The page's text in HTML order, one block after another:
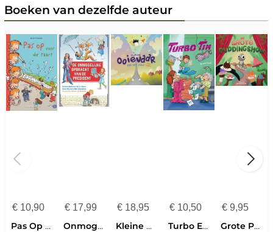
Boeken van dezelfde auteur
€10,90
Pas Op Voor De Taart
€17,99
Onmogelijke Opdracht Van De President
€ 18,95
Kleine Ooievaar Kan Het Zelf
€ 10,50
Turbo En Tim
€ 9,95
Grote Puddingshow Ack26